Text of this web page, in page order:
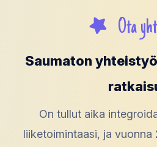
Ota
Saumaton
On tullut aika
liiketoimintaasi, ja vuonna